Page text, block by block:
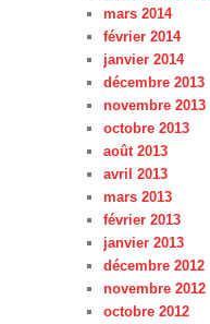
mars 2014
février 2014
janvier 2014
décembre 2013
novembre 2013
octobre 2013
août 2013
avril 2013
mars 2013
février 2013
janvier 2013
décembre 2012
novembre 2012
octobre 2012